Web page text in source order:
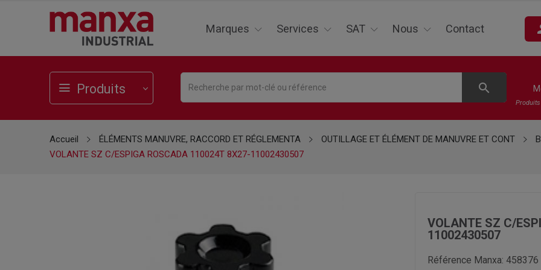
Marques Services SAT Nous Contact
Produits search
Accueil ÉLÉMENTS MANUVRE, RACCORD ET RÉGLEMENTA OUTILLAGE ET ÉLÉMENT DE MANUVRE ET CONT
VOLANTE SZ C/ESPIGA ROSCADA 110024T 8X27-11002430507
VOLANTE SZ C/
11002430507
Référence Manxa: 458376